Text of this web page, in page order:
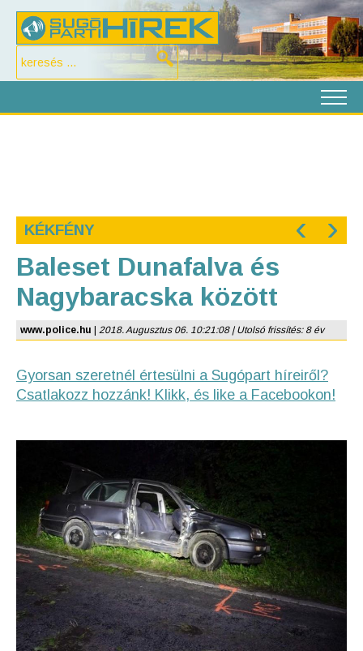
KÉKFÉNY ‹ ›
Baleset Dunafalva és
Nagybaracska között
www.police.hu 2018. Augusztus 06. 10:21:08 | Utolsó frissítés: 8 év
Gyorsan szeretnél értesülni a Sugópart híreiről?
Csatlakozz hozzánk! Klikk, és like a Facebookon!